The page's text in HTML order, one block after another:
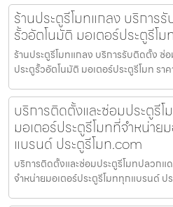
ร้านประตูรีโมทแกลง บริการ
รั้วอัตโนมัติ มอเตอร์ประตูรีโ
ร้านประตูรีโมทแกลง บริการรับติดตั้ง ซ่
ประตูรั้วอัตโนมัติ มอเตอร์ประตูรีโมท ร
บริการติดตั้งและซ่อมประตูรี
มอเตอร์ประตูรีโมทที่จำหน่าย
แบรนด์ ประตูรีโมท.com
บริการติดตั้งและซ่อมประตูรีโมทปลวกแ
จำหน่ายมอเตอร์ประตูรีโมททุกแบรนด์